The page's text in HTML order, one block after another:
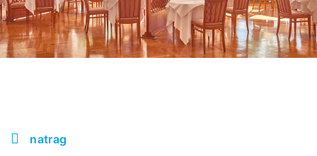
natrag